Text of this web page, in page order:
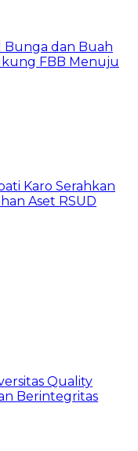
Bunga dan Buah
FBB Menuju
Karo Serahkan
Aset RSUD
Quality
Berintegritas